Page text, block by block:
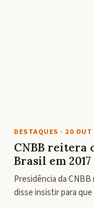
DESTAQUES · 20 OUT
CNBB reitera
Brasil em 2017
Presidência da CNBB
disse insistir para